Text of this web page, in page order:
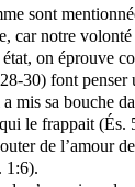
sont
car notre
on éprouve
30) font penser
mis sa bouche
le frappait (És.
de l’amour
1:6).